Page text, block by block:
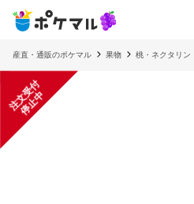
産直・通販のポケマル 果物 桃・ネクタリン
注
文
受
付
停
止
中